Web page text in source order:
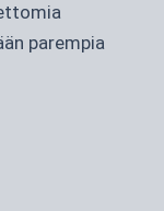
parempia